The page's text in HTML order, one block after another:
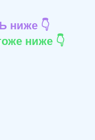
ниже 👇
ниже 👇